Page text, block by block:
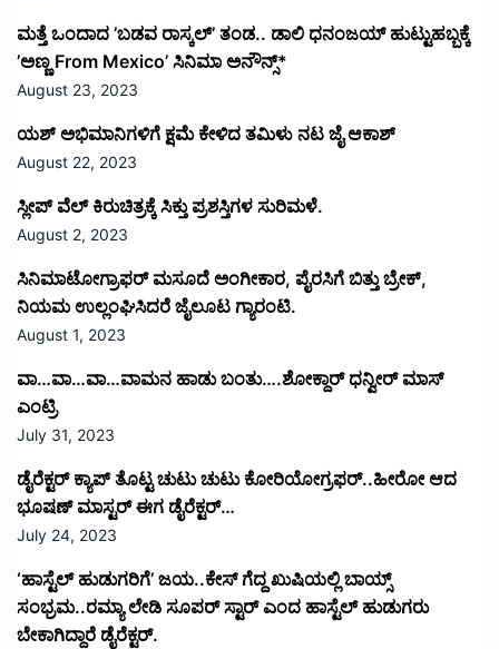
ಮತ್ತೆ ಒಂದಾದ ’ಬಡವ ರಾಸ್ಕಲ್’ ತಂಡ.. ಡಾಲಿ ಧನಂಜಯ್ ಹುಟ್ಟುಹಬ್ಬಕ್ಕೆ
’ಅಣ್ಣ From Mexico’ ಸಿನಿಮಾ ಅನೌನ್ಸ್*
August 23, 2023
ಯಶ್ ಅಭಿಮಾನಿಗಳಿಗೆ ಕ್ಷಮೆ ಕೇಳಿದ ತಮಿಳು ನಟ ಜೈ ಆಕಾಶ್
August 22, 2023
ಸ್ಲೀಪ್ ವೆಲ್ ಕಿರುಚಿತ್ರಕ್ಕೆ ಸಿಕ್ತು ಪ್ರಶಸ್ತಿಗಳ ಸುರಿಮಳೆ.
August 2, 2023
ಸಿನಿಮಾಟೋಗ್ರಾಫರ್ ಮಸೂದೆ ಅಂಗೀಕಾರ, ಪೈರಸಿಗೆ ಬಿತ್ತು ಬ್ರೇಕ್,
ನಿಯಮ ಉಲ್ಲಂಘಿಸಿದರೆ ಜೈಲೂಟ ಗ್ಯಾರಂಟಿ.
August 1, 2023
ವಾ…ವಾ…ವಾ…ವಾಮನ ಹಾಡು ಬಂತು….ಶೋಕ್ದಾರ್ ಧನ್ವೀರ್ ಮಾಸ್
ಎಂಟ್ರಿ
July 31, 2023
ಡೈರೆಕ್ಟರ್ ಕ್ಯಾಪ್ ತೊಟ್ಟ ಚುಟು ಚುಟು ಕೋರಿಯೋಗ್ರಫರ್..ಹೀರೋ ಆದ
ಭೂಷಣ್ ಮಾಸ್ಟರ್ ಈಗ ಡೈರೆಕ್ಟರ್…
July 24, 2023
‘ಹಾಸ್ಟೆಲ್ ಹುಡುಗರಿಗೆ’ ಜಯ..ಕೇಸ್ ಗೆದ್ದ ಖುಷಿಯಲ್ಲಿ ಬಾಯ್ಸ್
ಸಂಭ್ರಮ..ರಮ್ಯಾ ಲೇಡಿ ಸೂಪರ್ ಸ್ಟಾರ್ ಎಂದ ಹಾಸ್ಟೆಲ್ ಹುಡುಗರು
ಬೇಕಾಗಿದ್ದಾರೆ ಡೈರೆಕ್ಟರ್.